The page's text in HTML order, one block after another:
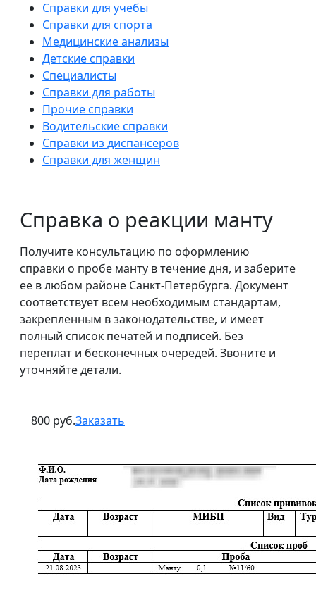
Справки для учебы
Справки для спорта
Медицинские анализы
Детские справки
Специалисты
Справки для работы
Прочие справки
Водительские справки
Справки из диспансеров
Справки для женщин
Справка о реакции манту
Получите консультацию по оформлению
справки о пробе манту в течение дня, и заберите
ее в любом районе Санкт-Петербурга. Документ
соответствует всем необходимым стандартам,
закрепленным в законодательстве, и имеет
полный список печатей и подписей. Без
переплат и бесконечных очередей. Звоните и
уточняйте детали.
800 руб.Заказать